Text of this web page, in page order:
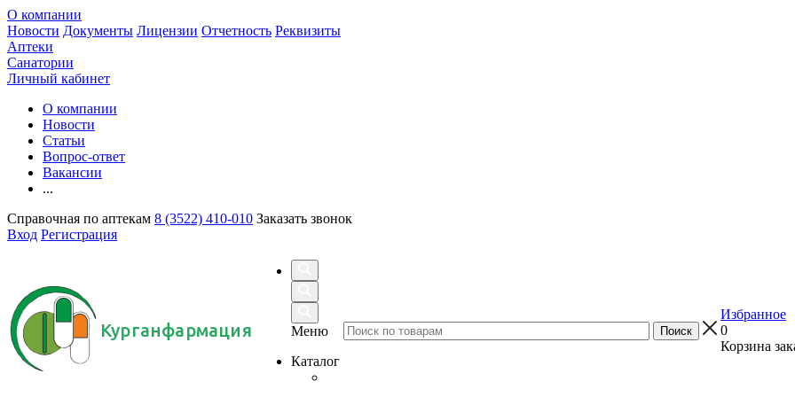
О компании
Новости Документы Лицензии Отчетность Реквизиты
Аптеки
Санатории
Личный кабинет
О компании
Новости
Статьи
Вопрос-ответ
Вакансии
...
Справочная по аптекам 8 (3522) 410-010 Заказать звонок
Вход Регистрация
Курганфармация
Меню
Каталог
Избранное
0
Корзина